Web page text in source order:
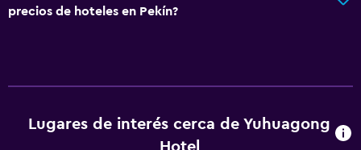
precios de hoteles en Pekín?
Lugares de interés cerca de Yuhuagong
Hotel